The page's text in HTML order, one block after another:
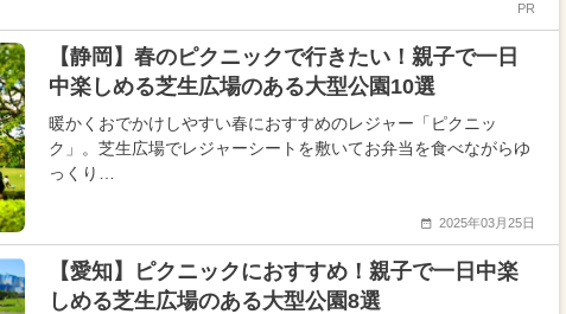
PR
【静岡】春のピクニックで行きたい！親子で一日
中楽しめる芝生広場のある大型公園10選
暖かくおでかけしやすい春におすすめのレジャー「ピクニッ
ク」。芝生広場でレジャーシートを敷いてお弁当を食べながらゆ
っくり…
2025年03月25日
【愛知】ピクニックにおすすめ！親子で一日中楽
しめる芝生広場のある大型公園8選